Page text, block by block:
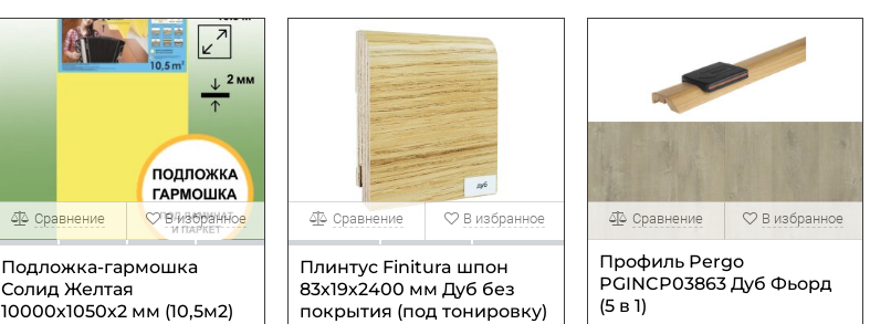
Подложка-гармошка
Солид Желтая
10000х1050х2 мм (10,5м2)
Сравнение В избранное
Плинтус Finitura шпон
83х19х2400 мм Дуб без
покрытия (под тонировку)
Сравнение В избранное
Профиль Pergo
PGINCP03863 Дуб Фьорд
(5 в 1)
Сравнение В избранное